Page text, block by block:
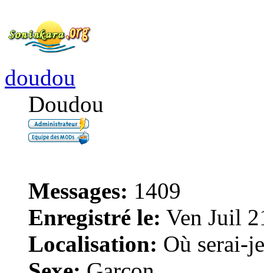
doudou
Doudou
Messages: 1409
Enregistré le: Ven Juil
Localisation: Où serai-